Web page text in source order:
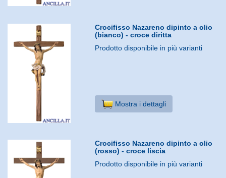
Crocifisso Nazareno dipinto a olio
(bianco) - croce diritta
Prodotto disponibile in più varianti
Mostra i dettagli
Crocifisso Nazareno dipinto a olio
(rosso) - croce liscia
Prodotto disponibile in più varianti